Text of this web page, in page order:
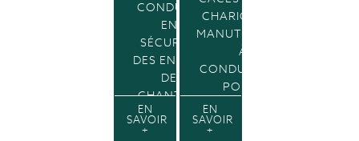
CONDUITE
EN
SÉCURITÉ
DES ENGINS
DE
CHANTIER
EN
SAVOIR
+
CHARIOTS DE
MANUTENTION
À
CONDUCTEUR
PORTÉ
EN
SAVOIR
+